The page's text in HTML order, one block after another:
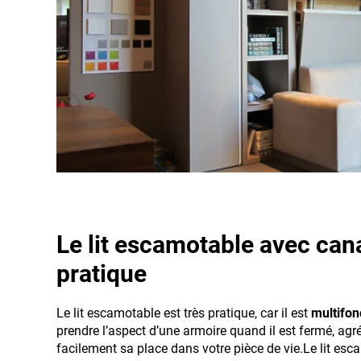
Le lit escamotable avec
pratique
Le lit escamotable est très pratique, car il est
prendre l’aspect d’une armoire quand il est fermé,
facilement sa place dans votre pièce de vie.Le lit